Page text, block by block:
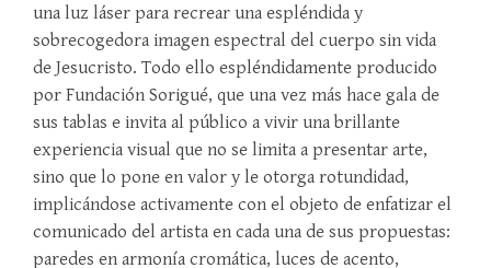
una luz láser para recrear una espléndida y
sobrecogedora imagen espectral del cuerpo sin vida
de Jesucristo. Todo ello espléndidamente producido
por Fundación Sorigué, que una vez más hace gala de
sus tablas e invita al público a vivir una brillante
experiencia visual que no se limita a presentar arte,
sino que lo pone en valor y le otorga rotundidad,
implicándose activamente con el objeto de enfatizar el
comunicado del artista en cada una de sus propuestas:
paredes en armonía cromática, luces de acento,